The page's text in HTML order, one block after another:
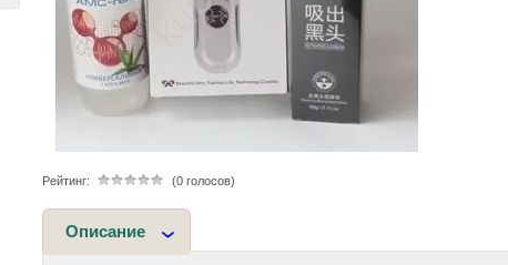
Рейтинг: (0 голосов)
Описание